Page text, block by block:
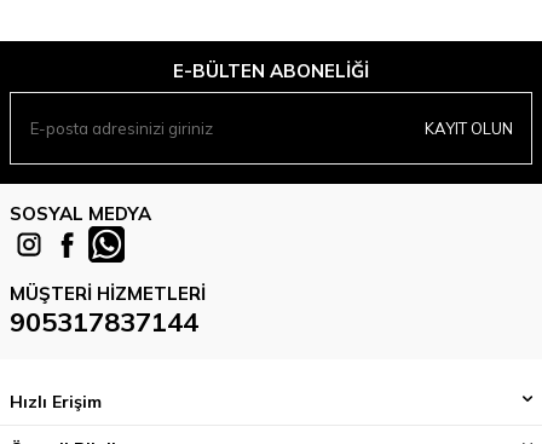
E-BÜLTEN ABONELIĞI
KAYIT OLUN
SOSYAL MEDYA
MÜŞTERI HIZMETLERI
905317837144
Hızlı Erişim